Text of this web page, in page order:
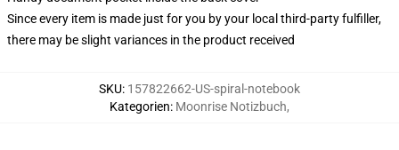
Since every item is made just for you by your local third-party fulfiller,
there may be slight variances in the product received
SKU: 157822662-US-spiral-notebook
Kategorien: Moonrise Notizbuch,